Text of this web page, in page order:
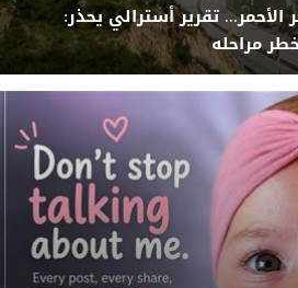
الأحمر... تقرير أسترالي يحذر:
مراحله